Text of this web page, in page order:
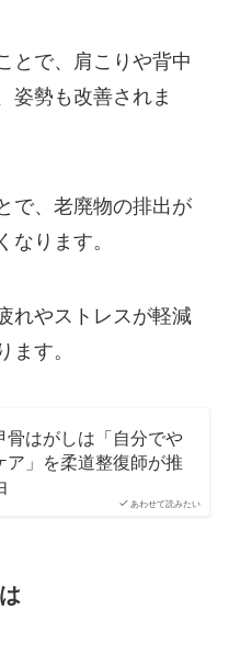
とで、肩こりや背中
姿勢も改善されま
で、老廃物の排出が
なります。
れやストレスが軽減
ます。
あわせて読みたい
骨はがしは「自分でや
ア」を柔道整復師が推